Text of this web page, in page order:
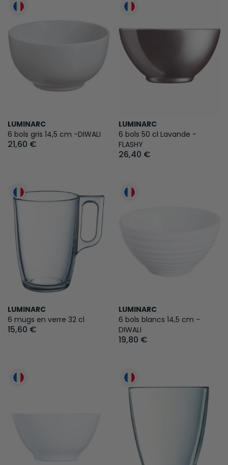
LUMINARC
6 bols gris 14,5 cm -DIWALI
21,60 €
LUMINARC
6 bols 50 cl Lavande -
FLASHY
26,40 €
LUMINARC
6 mugs en verre 32 cl
15,60 €
LUMINARC
6 bols blancs 14,5 cm -
DIWALI
19,80 €